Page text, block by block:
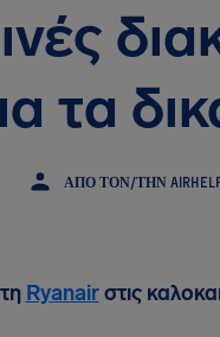
τα
ΑΠΌ ΤΟΝ/ΤΗΝ
Ryanairστις